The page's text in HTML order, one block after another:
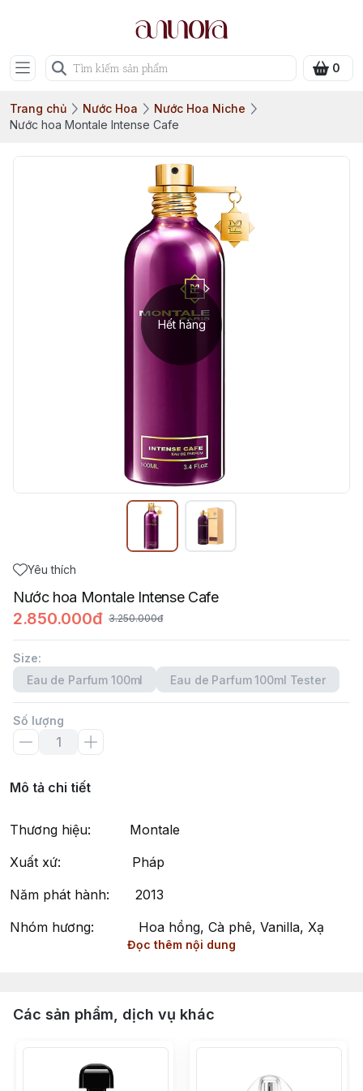
0
Trang chủ Nước Hoa
Nước Hoa Niche
Nước hoa Montale Intense Cafe
Hết hàng
Yêu thích
Nước hoa Montale Intense Cafe
2.850.000đ 3.250.000đ
Size:
Eau de Parfum 100ml
Eau de Parfum 100ml Tester
Số lượng
Mô tả chi tiết
Thương hiệu: Montale
Xuất xứ: Pháp
Năm phát hành: 2013
Nhóm hương: Hoa hồng, Cà phê, Vanilla, Xạ
Intense Café by Montale – Hương Thơm Ngọt Ngào và
Intense Café là một nước hoa thuộc nhóm Hương
Đọc thêm nội dung
Các sản phẩm, dịch vụ khác